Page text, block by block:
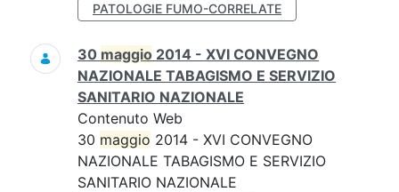
PATOLOGIE FUMO-CORRELATE
30 maggio 2014 - XVI CONVEGNO
NAZIONALE TABAGISMO E SERVIZIO
SANITARIO NAZIONALE
Contenuto Web
30 maggio 2014 - XVI CONVEGNO
NAZIONALE TABAGISMO E SERVIZIO
SANITARIO NAZIONALE